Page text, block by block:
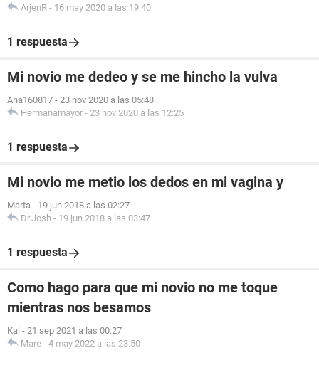
ArjenR - 16 may 2020 a las 19:40
1 respuesta
Mi novio me dedeo y se me hincho la vulva
Ana160817 - 23 nov 2020 a las 05:48
Hermanamayor - 23 nov 2020 a las 12:25
1 respuesta
Mi novio me metio los dedos en mi vagina y
Marta - 19 jun 2018 a las 02:27
Dr.Josh - 19 jun 2018 a las 03:47
1 respuesta
Como hago para que mi novio no me toque
mientras nos besamos
Kai - 21 sep 2021 a las 00:27
Mare - 4 may 2022 a las 23:50